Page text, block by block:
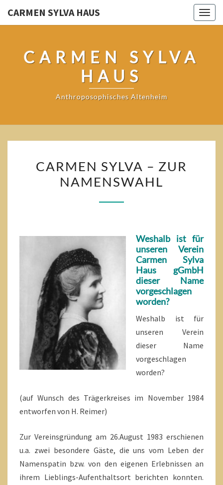
CARMEN SYLVA HAUS
CARMEN SYLVA
HAUS
Anthroposophisches Altenheim
SYLVA
–
CARMEN SYLVA – ZUR
NAMENSWAHL
Weshalb ist für
unseren Verein
Carmen Sylva
Haus gGmbH
dieser Name
vorgeschlagen
worden?
Weshalb ist für
unseren Verein
dieser Name
vorgeschlagen
worden?
(auf Wunsch des Trägerkreises im November 1984
entworfen von H. Reimer)
Zur Vereinsgründung am 26.August 1983 erschienen
u.a. zwei besondere Gäste, die uns vom Leben der
Namenspatin bzw. von den eigenen Erlebnissen an
ihrem Lieblings-Aufenthaltsort berichten konnten.